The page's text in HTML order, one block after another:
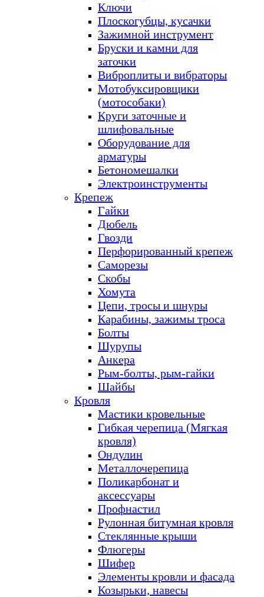
Ключи
Плоскогубцы, кусачки
Зажимной инструмент
Бруски и камни для
заточки
Виброплиты и вибраторы
Мотобуксировщики
(мотособаки)
Круги заточные и
шлифовальные
Оборудование для
арматуры
Бетономешалки
Электроинструменты
Крепеж
Гайки
Дюбель
Гвозди
Перфорированный крепеж
Саморезы
Скобы
Хомута
Цепи, тросы и шнуры
Карабины, зажимы троса
Болты
Шурупы
Анкера
Рым-болты, рым-гайки
Шайбы
Кровля
Мастики кровельные
Гибкая черепица (Мягкая
кровля)
Ондулин
Металлочерепица
Поликарбонат и
аксессуары
Профнастил
Рулонная битумная кровля
Стеклянные крыши
Флюгеры
Шифер
Элементы кровли и фасада
Козырьки, навесы